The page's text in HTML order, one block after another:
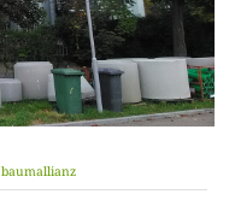
baumallianz